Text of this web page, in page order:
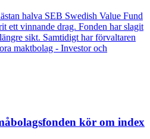
halva SEB Swedish Value Fund
ett vinnande drag. Fonden har slagit
sikt. Samtidigt har förvaltaren
maktbolag - Investor och
kör om index